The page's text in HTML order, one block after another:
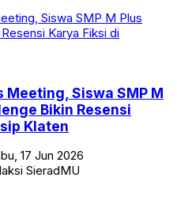
Meeting, Siswa SMP M
Bikin Resensi
Klaten
17 Jun 2026
SieradMU